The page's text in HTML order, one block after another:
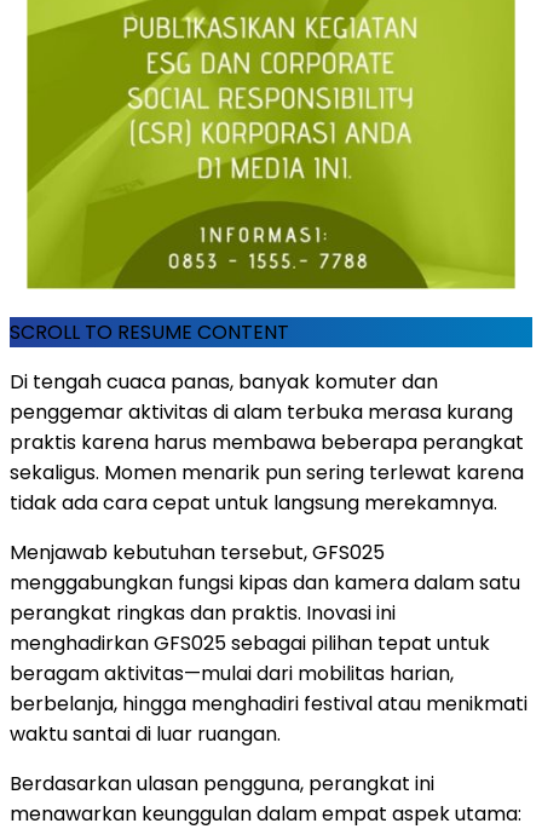
SCROLL TO RESUME CONTENT
Di tengah cuaca panas, banyak komuter dan
penggemar aktivitas di alam terbuka merasa kurang
praktis karena harus membawa beberapa perangkat
sekaligus. Momen menarik pun sering terlewat karena
tidak ada cara cepat untuk langsung merekamnya.
Menjawab kebutuhan tersebut, GFS025
menggabungkan fungsi kipas dan kamera dalam satu
perangkat ringkas dan praktis. Inovasi ini
menghadirkan GFS025 sebagai pilihan tepat untuk
beragam aktivitas—mulai dari mobilitas harian,
berbelanja, hingga menghadiri festival atau menikmati
waktu santai di luar ruangan.
Berdasarkan ulasan pengguna, perangkat ini
menawarkan keunggulan dalam empat aspek utama: